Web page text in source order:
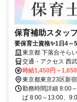
保育補助スタッフ
要保育士資格✨1日4～
東京都 下落合そら
交通・アクセス 西
時給1,450円～
東京都東京23区新
勤務時間詳細 8:00
ば 8:00～13:00、